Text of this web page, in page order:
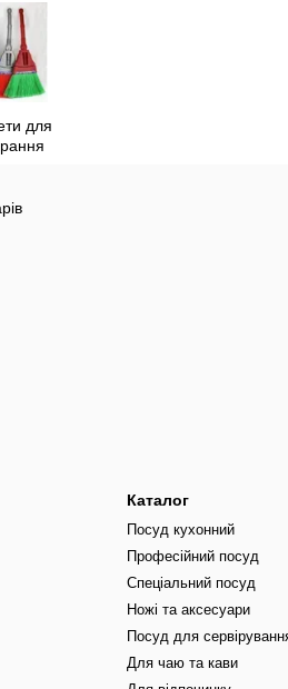
для
Каталог
Посуд кухонний
Професійний посуд
Спеціальний посуд
Ножі та аксесуари
Посуд для
Для чаю та кави